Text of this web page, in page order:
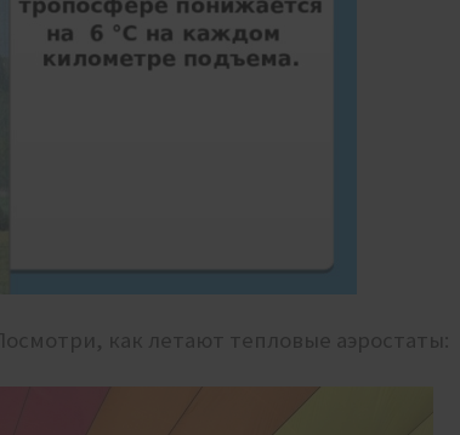
как летают тепловые аэростаты: